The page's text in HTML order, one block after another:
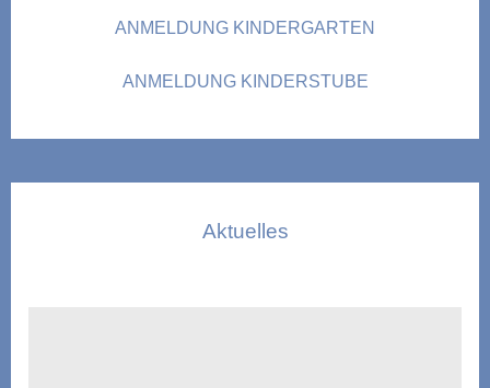
ANMELDUNG KINDERGARTEN
ANMELDUNG KINDERSTUBE
Aktuelles